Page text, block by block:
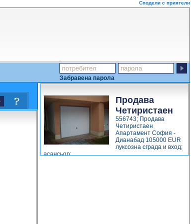
Сподели с приятели
Забравена парола
Продава
Четиристаен
Апартамент
София -...
556743; Продава
Четиристаен
Апартамент София -
Дианабад 105000 EUR
луксозна сграда и вход;
асансьор;...